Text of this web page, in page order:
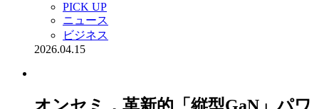
PICK UP
ニュース
ビジネス
2026.04.15